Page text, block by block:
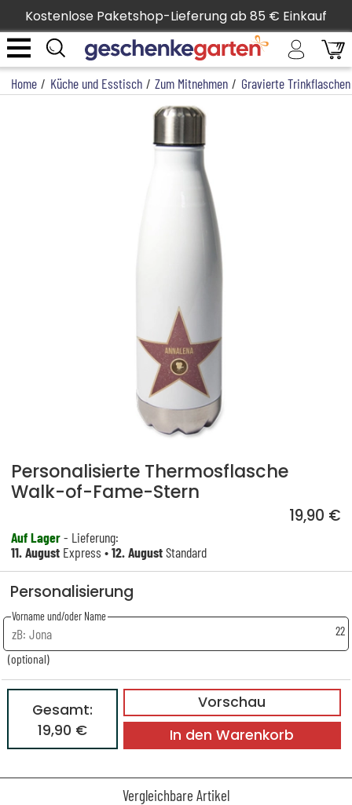
Kostenlose Paketshop-Lieferung ab 85 € Einkauf
Home / Küche und Esstisch / Zum Mitnehmen / Gravierte Trinkflaschen
Personalisierte Thermosflasche
Walk-of-Fame-Stern
19,90 €
Auf Lager- Lieferung:
11. August Express •12. AugustStandard
Personalisierung
Vorname und/oder Name
22
(optional)
Vorschau
Gesamt:
19,90 €
In den Warenkorb
Vergleichbare Artikel